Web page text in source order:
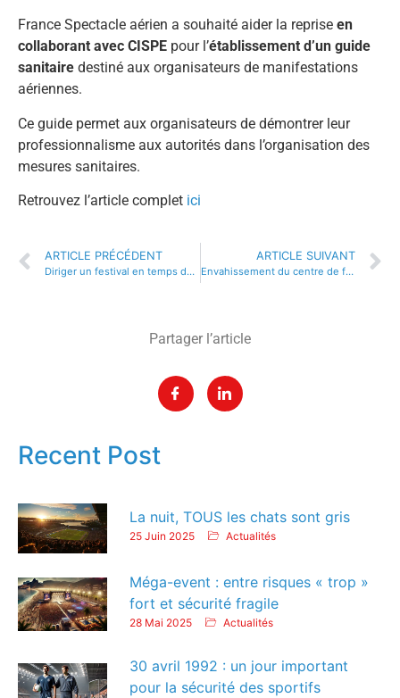
France Spectacle aérien a souhaité aider la reprise en
collaborant avec CISPE pour l’établissement d’un guide
sanitaire destiné aux organisateurs de manifestations
aériennes.
Ce guide permet aux organisateurs de démontrer leur
professionnalisme aux autorités dans l’organisation des
mesures sanitaires.
Retrouvez l’article complet ici
ARTICLE PRÉCÉDENT
Diriger un festival en temps de Covid-19 : garder sa motivation et celle de ses équipes
ARTICLE SUIVANT
Envahissement du centre de formation de l’OM : imparable ?
Partager l’article
Recent Post
La nuit, TOUS les chats sont gris
25 Juin 2025 Actualités
Méga-event : entre risques « trop »
fort et sécurité fragile
28 Mai 2025 Actualités
30 avril 1992 : un jour important
pour la sécurité des sportifs